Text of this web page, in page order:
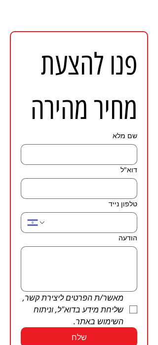
מחיר מהירה
שם מלא
דוא"ל
טלפון נייד
הודעה
השימוש באתר.
שלח